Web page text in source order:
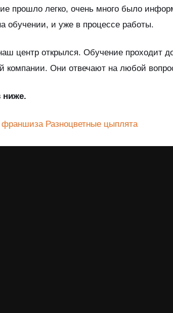
прошло легко, очень много было
обучении, и уже в процессе работы.
центр открылся. Обучение проходит
компании. Они отвечают на любой
ниже.
франшиза Разноцветные цыплята